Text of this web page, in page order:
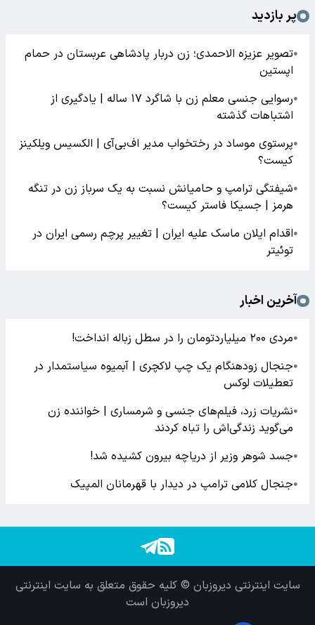
پر بازدید
●تصویر عزیزه الاحمدی؛ زن دربار پادشاهی عربستان در حمام
اپستین
●
رسوایی جنسی معلم زن با شاگرد ۱۷ ساله | یادگیری از
اشتباهات گذشته
●پرستوی موساد در رختخواب مدیر اف‌بی‌آی | الکسیس ویلکینز
کیست؟
●شیفتگی ترامپ و حامیانش نسبت به یک سرباز زن در تنگه
هرمز | جسیکا فاستر کیست؟
●اقدام ایلان ماسک علیه ایران | تغییر پرچم رسمی ایران در
توئیتر
آخرین اخبار
●مردی ۲۰۰ میلیاردتومان را در سطل زباله انداخت!
●جنجال زودهنگام یک چپ لاکچری | آبمیوه سیاستمدار در
تعطیلات لوکس
●نشریات زرد، فیلم‌های جنسی و شرمساری | خواننده زن
می‌گوید زندگی‌اش را تباه کردند
●جسد شوهر وزیر از دریاچه بیرون کشیده شد!
●جنجال کلامی ترامپ در دیدار با قهرمانان المپیک
سایت اینترنتی دیروزبان © کلیه حقوق متعلق به سایت اینترنتی
دیروزبان است